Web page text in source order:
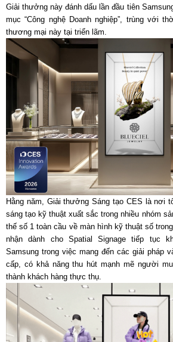
Giải thưởng này đánh dấu lần đầu tiên
mục “Công nghệ Doanh nghiệp”, trùng với
thương mại này tại triển lãm.
Hằng năm, Giải thưởng Sáng tạo CES là nơi
sáng tạo kỹ thuật xuất sắc trong nhiều nhóm
thế số 1 toàn cầu về màn hình kỹ thuật số
nhận dành cho Spatial Signage tiếp tục
Samsung trong việc mang đến các giải pháp
cấp, có khả năng thu hút mạnh mẽ người
thành khách hàng thực thụ.